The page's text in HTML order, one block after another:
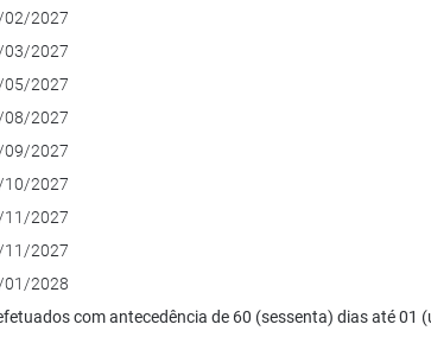
02/2027
03/2027
05/2027
08/2027
09/2027
10/2027
11/2027
11/2027
01/2028
com antecedência de 60 (sessenta) dias até 01